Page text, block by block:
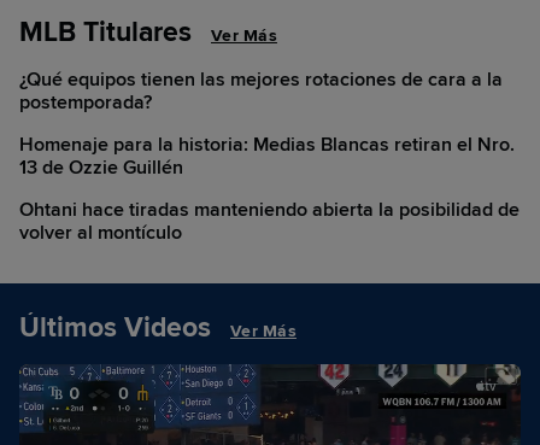
MLB Titulares Ver Más
¿Qué equipos tienen las mejores rotaciones de cara a la
postemporada?
Homenaje para la historia: Medias Blancas retiran el Nro.
13 de Ozzie Guillén
Ohtani hace tiradas manteniendo abierta la posibilidad de
volver al montículo
Últimos Videos Ver Más